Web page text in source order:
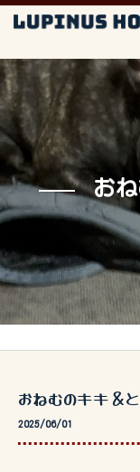
お
おねむのキキ＆
2025/06/01